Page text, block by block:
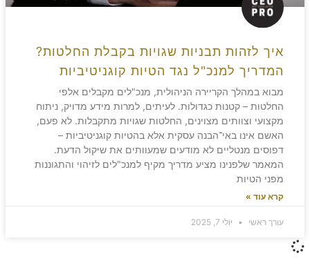
איך לזהות תבניות שגויות בקבלת החלטות?
המדריך למנכ"ל נגד הטיות קוגניטיביות
מבוא במהלך הקריירה הניהולית, מנכ"לים מקבלים אלפי
החלטות – קטנות כגדולות. לעיתים, למרות מידע מדויק, ניתוח
מקצועי וצוותים מצוינים, החלטות שגויות מתקבלות. לא פעם,
האשם אינו באי־הבנה עסקית אלא בהטיות קוגניטיביות –
דפוסים מנטליים לא מודעים שמעוותים את שיקול הדעת.
המאמר שלפנינו מציע מדריך מקיף למנכ"לים לזיהוי והתגוננות
מפני הטיות
קרא עוד »
עורך ראשי יולי 7, 2025